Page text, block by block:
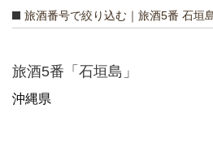
旅酒番号で絞り込む｜旅酒5番 石垣
旅酒5番「石垣島」
沖縄県